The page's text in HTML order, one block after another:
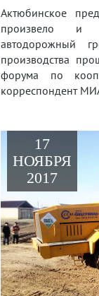
Актюбинское
произвело и
автодорожный
производства
форума по
корреспондент
17
НОЯБРЯ
2017